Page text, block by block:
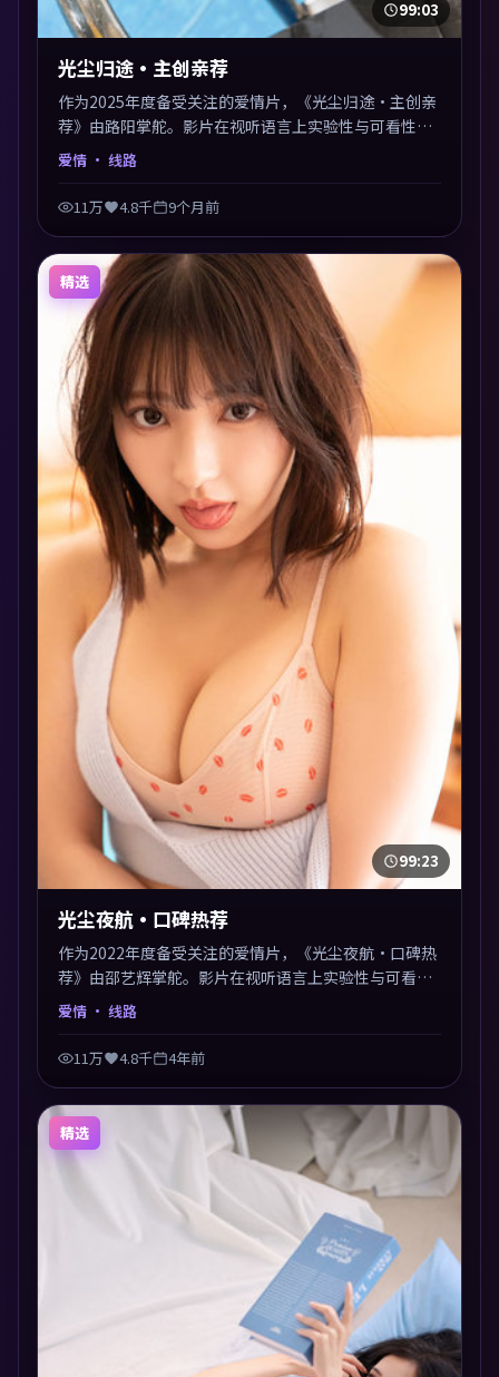
99:03
光尘归途·主创亲荐
作为2025年度备受关注的爱情片，《光尘归途·主创亲
荐》由路阳掌舵。影片在视听语言上实验性与可看性兼
顾，人物关系错综复杂，后劲十足。美术与服化还原年
爱情 · 线路
11万 4.8千 9个月前
精选
99:23
光尘夜航·口碑热荐
作为2022年度备受关注的爱情片，《光尘夜航·口碑热
荐》由邵艺辉掌舵。影片在视听语言上实验性与可看性
兼顾，人物关系错综复杂，后劲十足。美术与服化还原
爱情 · 线路
11万 4.8千 4年前
精选